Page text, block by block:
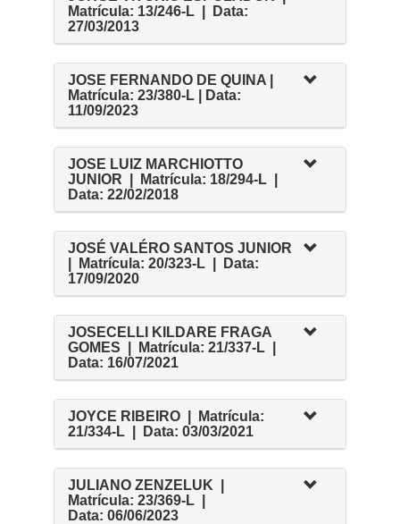
Matrícula: 13/246-L | Data:
27/03/2013
JOSE FERNANDO DE QUINA |
Matrícula: 23/380-L | Data:
11/09/2023
JOSE LUIZ MARCHIOTTO
JUNIOR | Matrícula: 18/294-L |
Data: 22/02/2018
JOSÉ VALÉRO SANTOS JUNIOR
| Matrícula: 20/323-L | Data:
17/09/2020
JOSECELLI KILDARE FRAGA
GOMES | Matrícula: 21/337-L |
Data: 16/07/2021
JOYCE RIBEIRO | Matrícula:
21/334-L | Data: 03/03/2021
JULIANO ZENZELUK |
Matrícula: 23/369-L |
Data: 06/06/2023